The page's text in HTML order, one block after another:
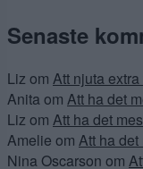
Senaste
Liz om Att njuta extra
Anitaom Att ha det
Liz om Att ha det
Amelie om Att ha
Nina Oscarson om